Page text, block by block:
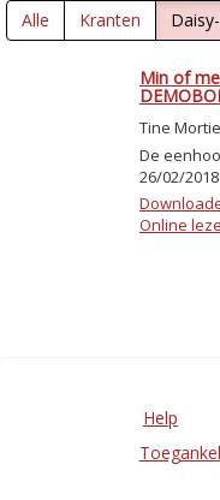
Alle Kranten
Min of
Tine
De
26/02/2018
Online
Help